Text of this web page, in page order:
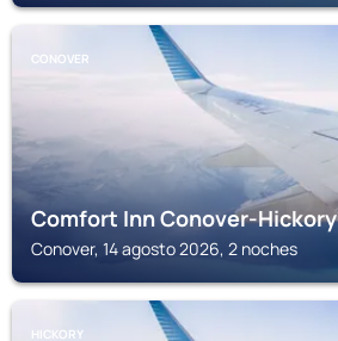
CONOVER
Comfort Inn Conover-Hickory
Conover, 14 agosto 2026, 2 noches
HICKORY